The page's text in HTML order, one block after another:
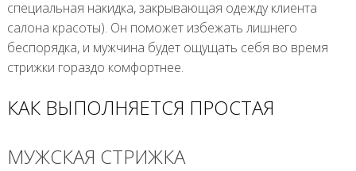
специальная накидка, закрывающая одежду клиента
салона красоты). Он поможет избежать лишнего
беспорядка, и мужчина будет ощущать себя во время
стрижки гораздо комфортнее.
КАК ВЫПОЛНЯЕТСЯ ПРОСТАЯ
МУЖСКАЯ СТРИЖКА